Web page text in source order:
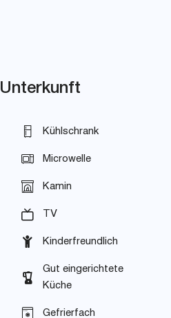
Kühlschrank
Microwelle
Kamin
TV
Kinderfreundlich
Gut eingerichtete
Küche
Gefrierfach